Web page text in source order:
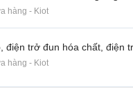
hàng - Kiot
điện trở đun hóa chất, điện
hàng - Kiot